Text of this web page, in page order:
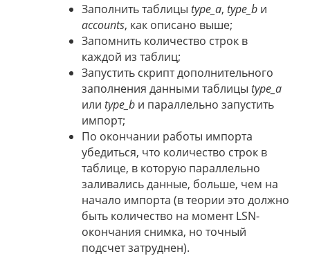
Заполнить таблицы type_a, type_b и
accounts, как описано выше;
Запомнить количество строк в
каждой из таблиц;
Запустить скрипт дополнительного
заполнения данными таблицы type_a
или type_b и параллельно запустить
импорт;
По окончании работы импорта
убедиться, что количество строк в
таблице, в которую параллельно
заливались данные, больше, чем на
начало импорта (в теории это должно
быть количество на момент LSN-
окончания снимка, но точный
подсчет затруднен).